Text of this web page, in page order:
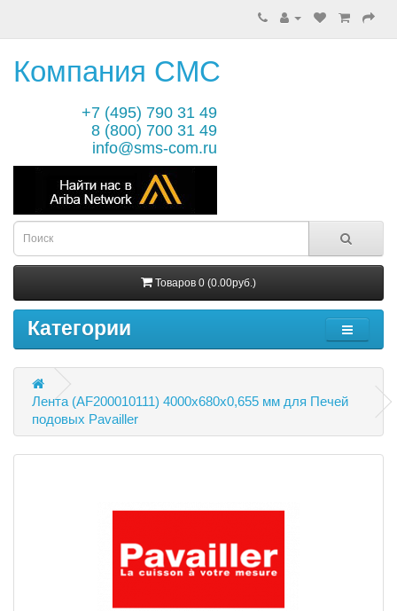
Компания СМС
+7 (495) 790 31 49
8 (800) 700 31 49
info@sms-com.ru
Товаров 0 (0.00руб.)
Категории
Лента (AF200010111) 4000х680х0,655 мм для Печей
подовых Pavailler